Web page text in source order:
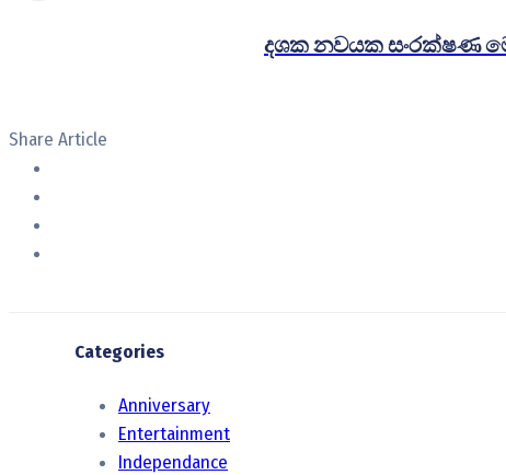
දශක නවයක සංරක්ෂණ
Share Article
Categories
Anniversary
Entertainment
Independance